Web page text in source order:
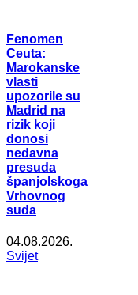
Fenomen
Ceuta:
Marokanske
vlasti
upozorile su
Madrid na
rizik koji
donosi
nedavna
presuda
španjolskoga
Vrhovnog
suda
04.08.2026.
Svijet